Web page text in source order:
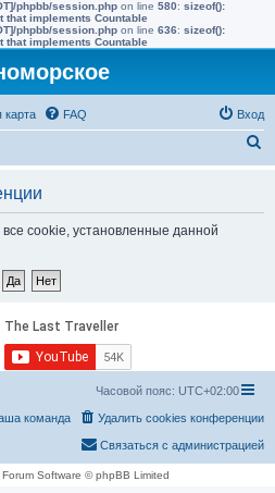
phpbb/session.php on line 580: sizeof():
that implements Countable
phpbb/session.php on line 636: sizeof():
that implements Countable
карта FAQ Вход
cookie, установленные данной
Часовой пояс: UTC+02:00
Удалить cookies конференции
команда
Связаться с администрацией
Software © phpBB Limited